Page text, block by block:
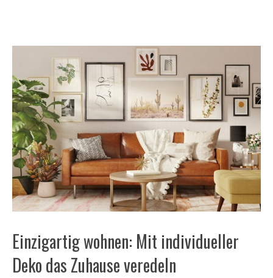
Einzigartig wohnen: Mit individueller
Deko das Zuhause veredeln